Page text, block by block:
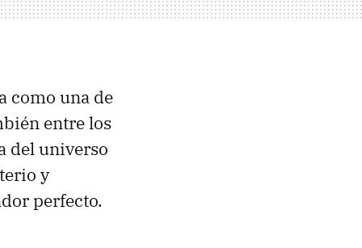
como una de
entre los
del universo
y
perfecto.